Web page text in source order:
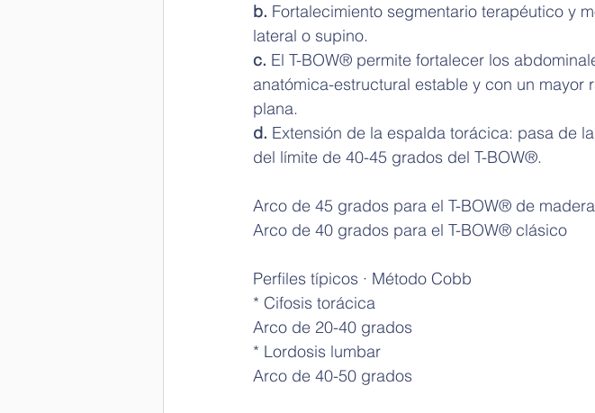
b. Fortalecimiento segmentario terapéutico y
lateral o supino.
c. El T-BOW® permite fortalecer los
anatómica-estructural estable y con un
plana.
d. Extensión de la espalda torácica: pasa de
del límite de 40-45 grados del T-BOW®.
Arco de 45 grados para el T-BOW® de madera
Arco de 40 grados para el T-BOW® clásico
Perfiles típicos · Método Cobb
* Cifosis torácica
Arco de 20-40 grados
* Lordosis lumbar
Arco de 40-50 grados